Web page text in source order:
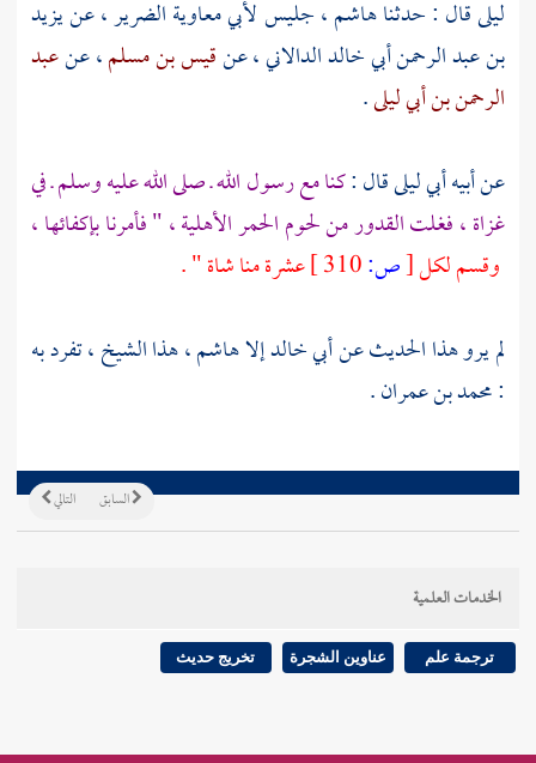
ليلىقال : حدثناهاشم ، جليس لأبي معاوية الضرير ،عنيزيد
بن عبد الرحمن أبي خالد الدالاني، عنقيس بن مسلم، عنعبد
الرحمن بن أبي ليلى.
عن أبيهأبي ليلىقال :كنا مع رسول الله ـ صلى الله عليه وسلم ـ في
غزاة ، فغلت القدور من لحوم الحمر الأهلية ، " فأمرنا بإكفائها ،
وقسم لكل[ص:
عشرة منا شاة " .
لم يرو هذا الحديث عن أبي خالد إلا هاشم ، هذا الشيخ ، تفرد به
:محمد بن عمران.
التالي السابق
الخدمات العلمية
ترجمة علم عناوين الشجرة تخريج حديث